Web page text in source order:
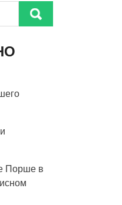
Порше в